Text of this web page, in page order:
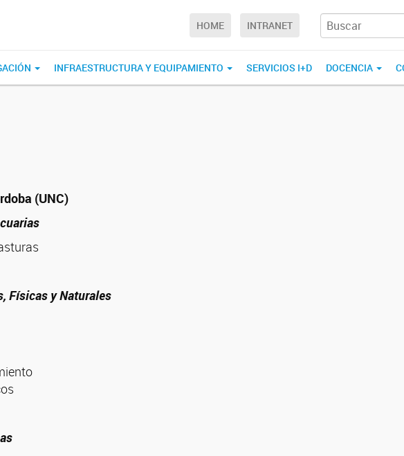
HOME INTRANET
INFRAESTRUCTURA Y EQUIPAMIENTO SERVICIOS I+D DOCENCIA
(UNC)
Físicas y Naturales